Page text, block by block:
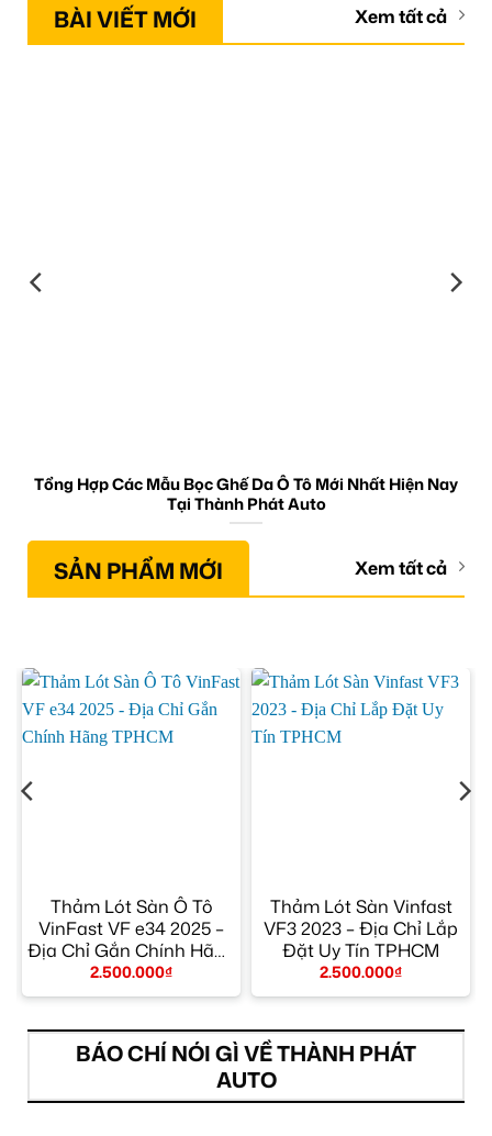
BÀI VIẾT MỚI Xem tất cả
Tổng Hợp Các Mẫu Bọc Ghế Da Ô Tô Mới Nhất Hiện Nay
Tại Thành Phát Auto
SẢN PHẨM MỚI Xem tất cả
Thảm Lót Sàn Ô Tô
VinFast VF e34 2025 –
Địa Chỉ Gắn Chính Hãng
TPHCM
2.500.000₫
Thảm Lót Sàn Vinfast
VF3 2023 – Địa Chỉ Lắp
Đặt Uy Tín TPHCM
2.500.000₫
BÁO CHÍ NÓI GÌ VỀ THÀNH PHÁT
AUTO